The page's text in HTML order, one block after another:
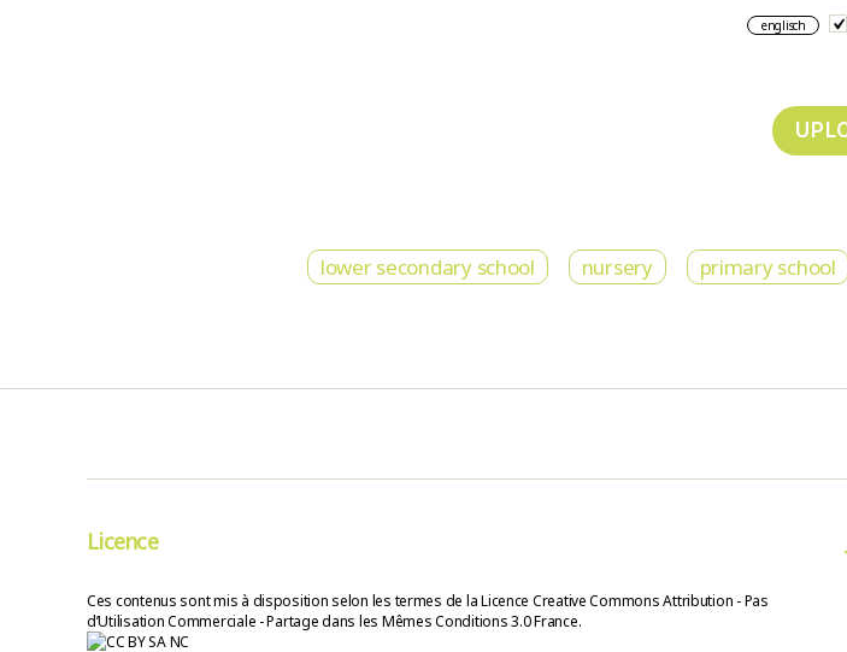
englisch
lower secondary school nursery primary school
Licence
Ces contenus sont mis à disposition selon les termes de la Licence Creative Commons Attribution - Pas
d’Utilisation Commerciale - Partage dans les Mêmes Conditions 3.0 France.